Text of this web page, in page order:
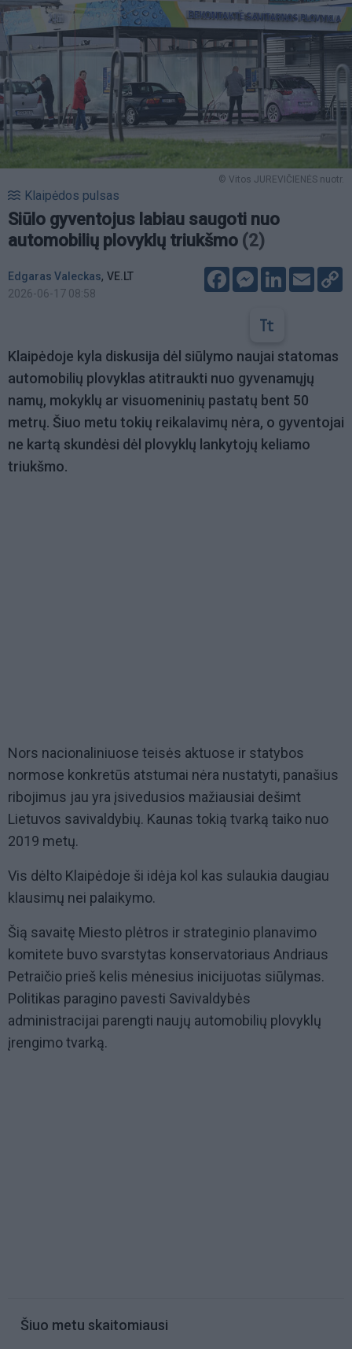
© Vitos JUREVIČIENĖS nuotr.
Klaipėdos pulsas
Siūlo gyventojus labiau saugoti nuo
automobilių plovyklų triukšmo (2)
Edgaras Valeckas, VE.LT
2026-06-17 08:58
FacebookMessenger
LinkedIn
Email
Klaipėdoje kyla diskusija dėl siūlymo naujai statomas
automobilių plovyklas atitraukti nuo gyvenamųjų
namų, mokyklų ar visuomeninių pastatų bent 50
metrų. Šiuo metu tokių reikalavimų nėra, o gyventojai
ne kartą skundėsi dėl plovyklų lankytojų keliamo
triukšmo.
Nors nacionaliniuose teisės aktuose ir statybos
normose konkretūs atstumai nėra nustatyti, panašius
ribojimus jau yra įsivedusios mažiausiai dešimt
Lietuvos savivaldybių. Kaunas tokią tvarką taiko nuo
2019 metų.
Vis dėlto Klaipėdoje ši idėja kol kas sulaukia daugiau
klausimų nei palaikymo.
Šią savaitę Miesto plėtros ir strateginio planavimo
komitete buvo svarstytas konservatoriaus Andriaus
Petraičio prieš kelis mėnesius inicijuotas siūlymas.
Politikas paragino pavesti Savivaldybės
administracijai parengti naujų automobilių plovyklų
įrengimo tvarką.
Šiuo metu skaitomiausi